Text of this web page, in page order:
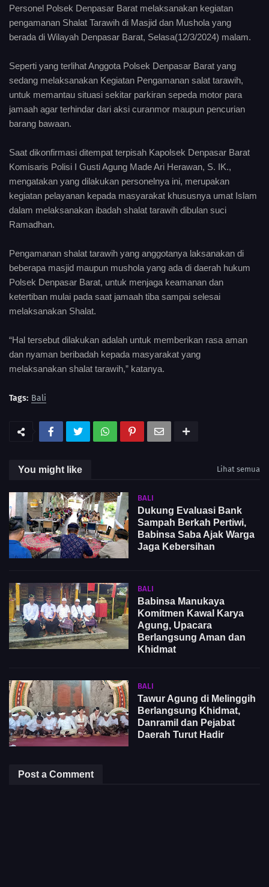
Personel Polsek Denpasar Barat melaksanakan kegiatan
pengamanan Shalat Tarawih di Masjid dan Mushola yang
berada di Wilayah Denpasar Barat, Selasa(12/3/2024) malam.
Seperti yang terlihat Anggota Polsek Denpasar Barat yang
sedang melaksanakan Kegiatan Pengamanan salat tarawih,
untuk memantau situasi sekitar parkiran sepeda motor para
jamaah agar terhindar dari aksi curanmor maupun pencurian
barang bawaan.
Saat dikonfirmasi ditempat terpisah Kapolsek Denpasar Barat
Komisaris Polisi I Gusti Agung Made Ari Herawan, S. IK.,
mengatakan yang dilakukan personelnya ini, merupakan
kegiatan pelayanan kepada masyarakat khususnya umat Islam
dalam melaksanakan ibadah shalat tarawih dibulan suci
Ramadhan.
Pengamanan shalat tarawih yang anggotanya laksanakan di
beberapa masjid maupun mushola yang ada di daerah hukum
Polsek Denpasar Barat, untuk menjaga keamanan dan
ketertiban mulai pada saat jamaah tiba sampai selesai
melaksanakan Shalat.
“Hal tersebut dilakukan adalah untuk memberikan rasa aman
dan nyaman beribadah kepada masyarakat yang
melaksanakan shalat tarawih,” katanya.
Tags: Bali
You might like Lihat semua
BALI
Dukung Evaluasi Bank
Sampah Berkah Pertiwi,
Babinsa Saba Ajak Warga
Jaga Kebersihan
BALI
Babinsa Manukaya
Komitmen Kawal Karya
Agung, Upacara
Berlangsung Aman dan
Khidmat
BALI
Tawur Agung di Melinggih
Berlangsung Khidmat,
Danramil dan Pejabat
Daerah Turut Hadir
Post a Comment